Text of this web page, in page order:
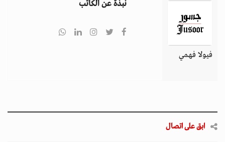
فيولا فهمي
نبذة عن الكاتب
ابق على اتصال